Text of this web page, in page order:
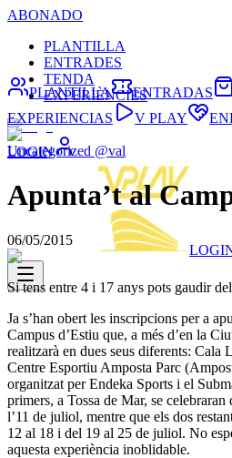
ABONADO
PLANTILLA
ENTRADES
TENDA
EXPERIÈNCIES
LOGIN
PLANTILLA ENTRADAS
EXPERIENCIAS
V PLAY
Uncategorized @val
Apunta’t al
06/05/2015
Si tens entre 4 i 17 anys pots gaudir
Ja s’han obert les inscripcions per a
Campus d’Estiu que, a més d’en la
realitzarà en dues seus diferents: Cala
Centre Esportiu Amposta Parc
organitzat per Endeka Sports i el
primers, a Tossa de Mar, se
l’11 de juliol, mentre que els dos
12 al 18 i del 19 al 25 de juliol. No
aquesta experiència inoblidable.